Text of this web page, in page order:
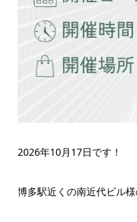
2026年10月17日です！
博多駅近くの南近代ビル